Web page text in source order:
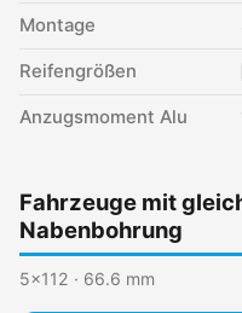
Montage
Reifengrößen
Anzugsmoment Alu
Fahrzeuge mit
Nabenbohrung
5x112 · 66.6 mm